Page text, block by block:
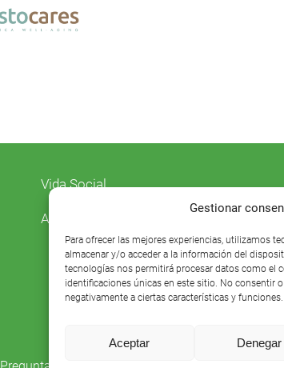
Gestionar
Para ofrecer las mejores experiencias, utilizamos
almacenar y/o acceder a la información del
tecnologías nos permitirá procesar datos como el
identificaciones únicas en este sitio. No consentir
negativamente a ciertas características y funciones.
Aceptar Denegar
Vida Social
Agenda